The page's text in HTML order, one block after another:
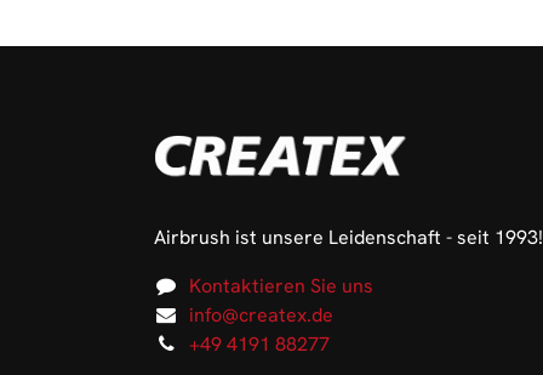
Airbrush ist unsere Leidenschaft - seit 1993!
Kontaktieren Sie uns
info@createx.de
+49 4191 88277